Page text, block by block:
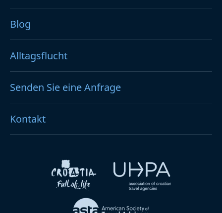
Blog
Alltagsflucht
Senden Sie eine Anfrage
Kontakt